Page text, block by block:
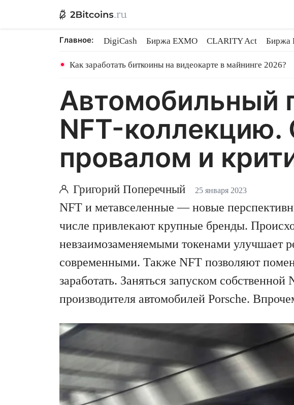
Главное: DigiCash Биржа EXMO CLARITY Act Биржа
Как заработать биткоины на видеокарте в майнинге 2026?
Автомобильный
NFT-коллекцию.
провалом и
Григорий Поперечный 25 января 2023
NFT и метавселенные — новые
числе привлекают крупные бренды.
невзаимозаменяемыми токенами улучшает
современными. Также NFT позволяют
заработать. Заняться запуском
производителя автомобилей Porsche.